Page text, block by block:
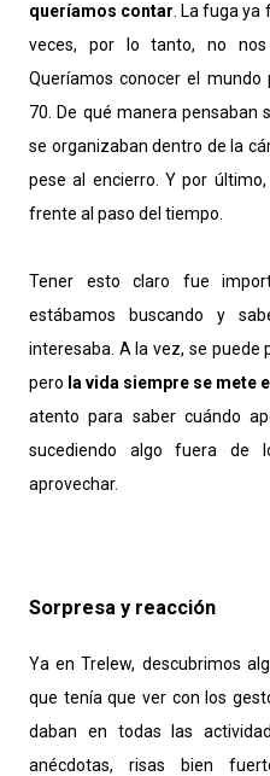
queríamos contar. La fuga ya
veces, por lo tanto, no nos
Queríamos conocer el
70. De qué manera pensaban
se organizaban dentro de la
pese al encierro. Y por
frente al paso del tiempo.
Tener esto claro fue
estábamos buscando y
interesaba. A la vez, se puede
pero la vida siempre se mete
atento para saber cuándo
sucediendo algo fuera de
aprovechar.
Sorpresa y reacción
Ya en Trelew, descubrimos
que tenía que ver con los
daban en todas las
anécdotas, risas bien